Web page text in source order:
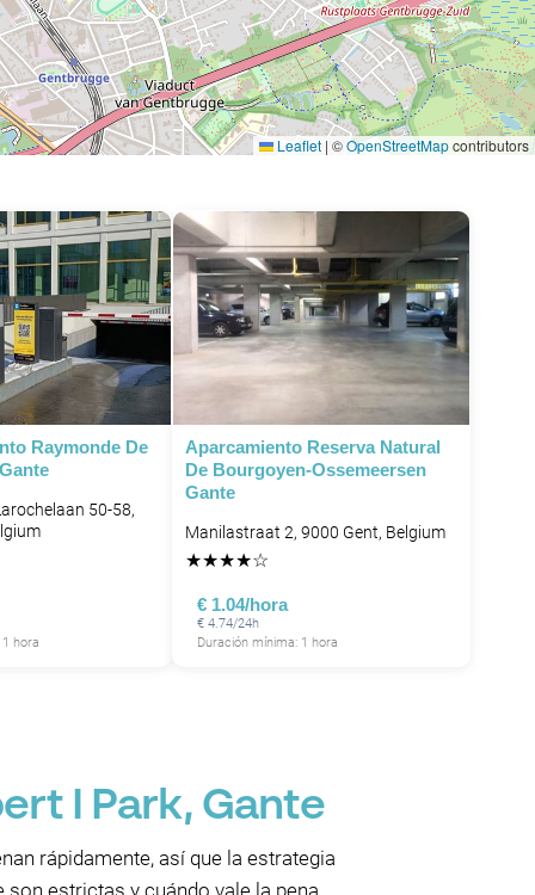
Leaflet | ©OpenStreetMapcontributors
Raymonde De
50-58,
hora
Aparcamiento Reserva Natural
De Bourgoyen-Ossemeersen
Gante
Manilastraat 2, 9000 Gent, Belgium
★★★★☆
€ 1.04/hora
€ 4.74/24h
Duración mínima: 1 hora
I Park, Gante
rápidamente, así que la estrategia
estrictas y cuándo vale la pena